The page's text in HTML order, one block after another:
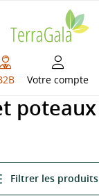
Votre compte
poteaux
Filtrer les produits